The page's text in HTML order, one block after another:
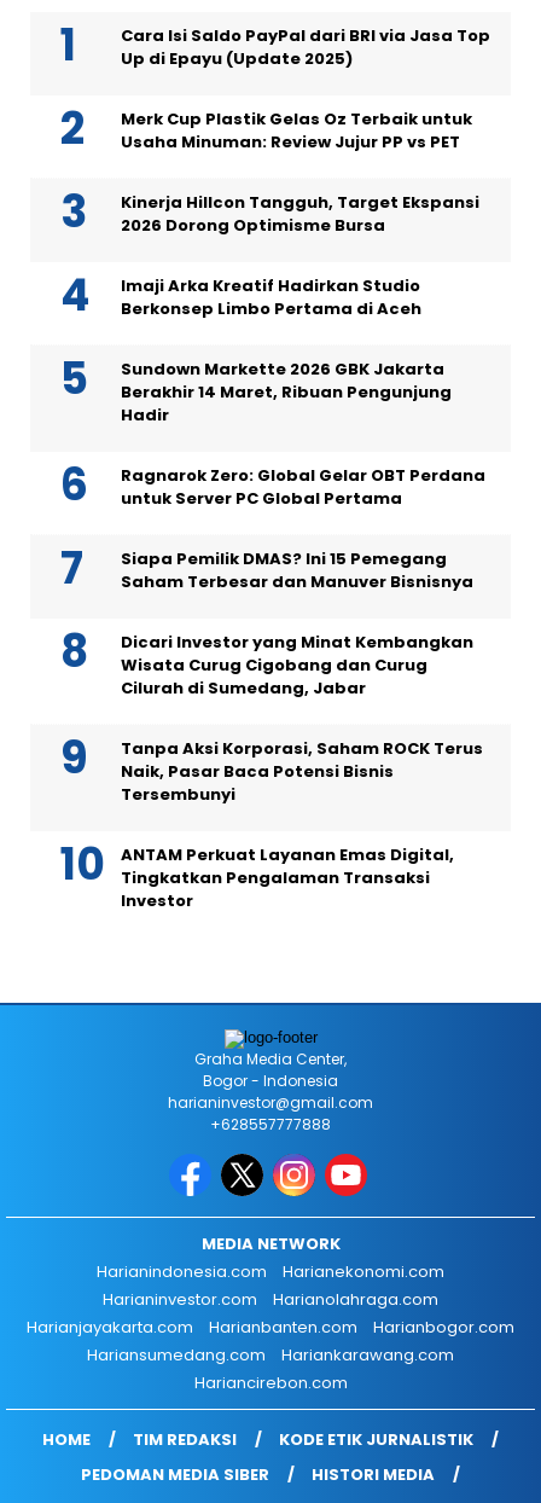
Cara Isi Saldo PayPal dari BRI via Jasa Top
Up di Epayu (Update 2025)
Merk Cup Plastik Gelas Oz Terbaik untuk
Usaha Minuman: Review Jujur PP vs PET
Kinerja Hillcon Tangguh, Target Ekspansi
2026 Dorong Optimisme Bursa
Imaji Arka Kreatif Hadirkan Studio
Berkonsep Limbo Pertama di Aceh
Sundown Markette 2026 GBK Jakarta
Berakhir 14 Maret, Ribuan Pengunjung
Hadir
Ragnarok Zero: Global Gelar OBT Perdana
untuk Server PC Global Pertama
Siapa Pemilik DMAS? Ini 15 Pemegang
Saham Terbesar dan Manuver Bisnisnya
Dicari Investor yang Minat Kembangkan
Wisata Curug Cigobang dan Curug
Cilurah di Sumedang, Jabar
Tanpa Aksi Korporasi, Saham ROCK Terus
Naik, Pasar Baca Potensi Bisnis
Tersembunyi
ANTAM Perkuat Layanan Emas Digital,
Tingkatkan Pengalaman Transaksi
Investor
Graha Media Center,
Bogor - Indonesia
harianinvestor@gmail.com
+628557777888
MEDIA NETWORK
Harianindonesia.com
Harianekonomi.com
Harianinvestor.com
Harianolahraga.com
Harianjayakarta.com
Harianbanten.com
Harianbogor.com
Hariansumedang.com
Hariankarawang.com
Hariancirebon.com
HOME TIM REDAKSI
KODE ETIK JURNALISTIK
PEDOMAN MEDIA SIBER
HISTORI MEDIA